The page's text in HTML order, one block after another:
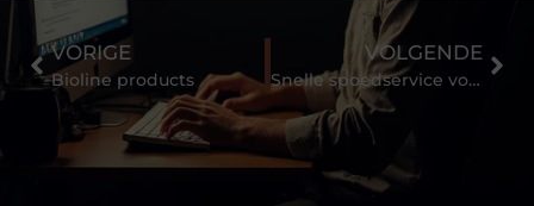
VORIGE
Bioline products
VOLGENDE
Snelle spoedservice voor sluitwerk